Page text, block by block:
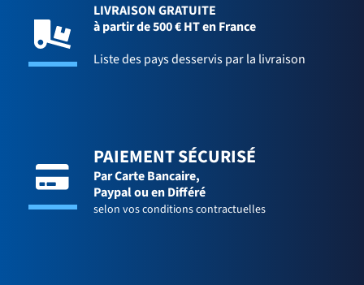
LIVRAISON GRATUITE
à partir de 500 € HT en France
Liste des pays desservis par la livraison
PAIEMENT SÉCURISÉ
Par Carte Bancaire,
Paypal ou en Différé
selon vos conditions contractuelles